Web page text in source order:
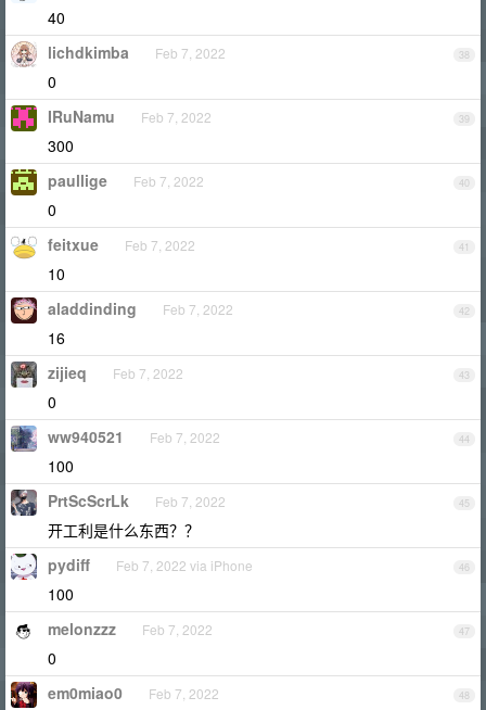
40
38
lichdkimba Feb 7, 2022
0
39
IRuNamu Feb 7, 2022
300
40
paullige Feb 7, 2022
0
41
feitxue Feb 7, 2022
10
42
aladdinding Feb 7, 2022
16
43
zijieq Feb 7, 2022
0
44
ww940521 Feb 7, 2022
100
45
PrtScScrLk Feb 7, 2022
开工利是什么东西？？
46
pydiff Feb 7, 2022 via iPhone
100
47
melonzzz Feb 7, 2022
0
48
em0miao0 Feb 7, 2022